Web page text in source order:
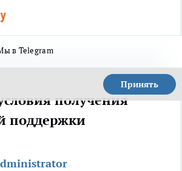
в Telegram
Принять
получения
поддержки